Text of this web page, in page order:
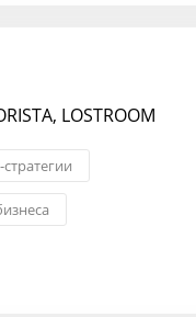
LOSTROOM